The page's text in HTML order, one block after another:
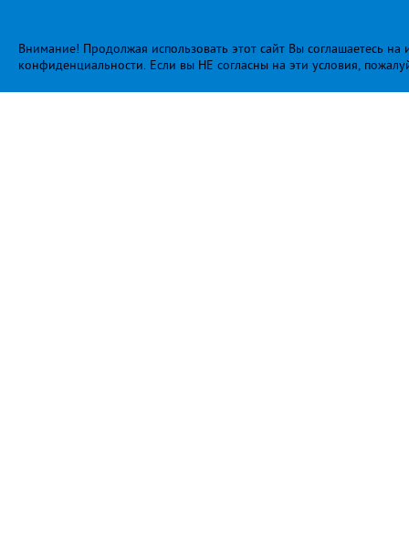
Внимание! Продолжая использовать этот сайт Вы соглашаетесь
конфиденциальности . Если вы НЕ согласны на эти условия,